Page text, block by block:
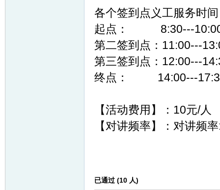
各个签到点义工服务时
起点： 8:30---
第二签到点：11:00---
第三签到点：12:00---
终点： 14:00---
【活动费用】：10元/人
【对讲频率】：对讲频
已通过 (10 人)